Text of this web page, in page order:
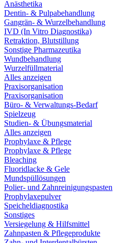
Anästhetika
Dentin- & Pulpabehandlung
Gangrän- & Wurzelbehandlung
IVD (In Vitro Diagnostika)
Retraktion, Blutstillung
Sonstige Pharmazeutika
Wundbehandlung
Wurzelfüllmaterial
Alles anzeigen
Praxisorganisation
Praxisorganisation
Büro- & Verwaltungs-Bedarf
Spielzeug
Studien- & Übungsmaterial
Alles anzeigen
Prophylaxe & Pflege
Prophylaxe & Pflege
Bleaching
Fluoridlacke & Gele
Mundspüllösungen
Polier- und Zahnreinigungspasten
Prophylaxepulver
Speicheldiagnostika
Sonstiges
Versiegelung & Hilfsmittel
Zahnpasten & Pflegeprodukte